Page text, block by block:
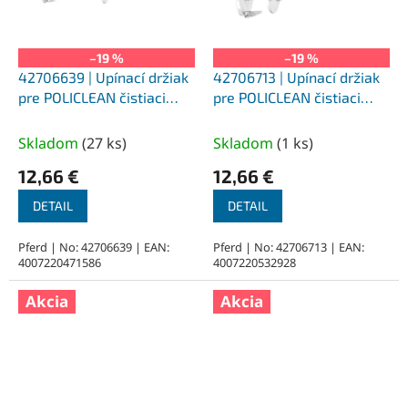
–19 %
42706639 | Upínací držiak
pre POLICLEAN čistiaci
Skladom (27 ks)
12,66 €
DETAIL
Pferd | No: 42706639 | EAN:
4007220471586
–19 %
42706713 | Upínací držiak
pre POLICLEAN čistiaci
Skladom (1 ks)
12,66 €
DETAIL
Pferd | No: 42706713 | EAN:
4007220532928
Akcia Akcia